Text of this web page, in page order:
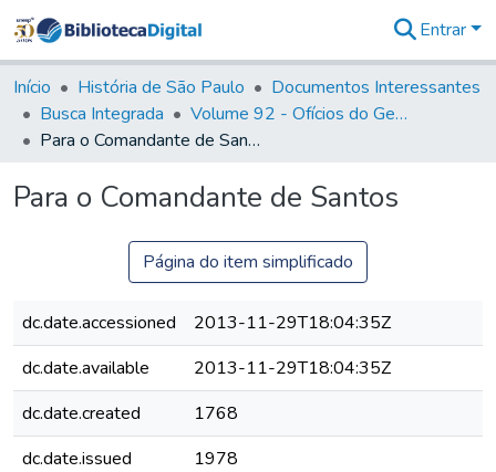
&
Coleções
Tudo na
Biblioteca
Estatísticas
Entrar
Início História de São Paulo
Documentos Interessantes
Busca Integrada
Volume 92 - Ofícios do General D. Luiz aos diversos funcionários da Capitania (1768- 1772)
Para o Comandante de Santos
Para o Comandante de Santos
Página do item simplificado
dc.date.accessioned
2013-11-29T18:04:35Z
dc.date.available
2013-11-29T18:04:35Z
dc.date.created
1768
dc.date.issued
1978